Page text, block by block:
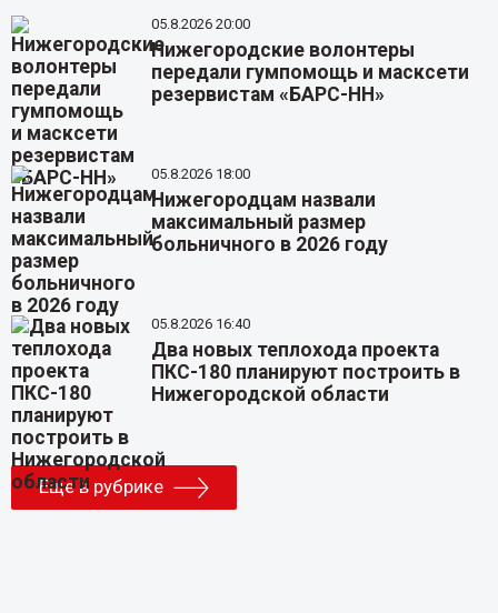
05.8.2026 20:00
Нижегородские волонтеры
передали гумпомощь и масксети
резервистам «БАРС-НН»
05.8.2026 18:00
Нижегородцам назвали
максимальный размер
больничного в 2026 году
05.8.2026 16:40
Два новых теплохода проекта
ПКС-180 планируют построить в
Нижегородской области
Еще в рубрике